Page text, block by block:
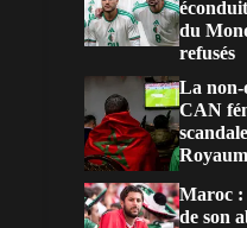
du
refusés
La non-
CAN
Maroc :
de son